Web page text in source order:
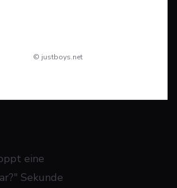
© justboys.net
eine
Sekunde